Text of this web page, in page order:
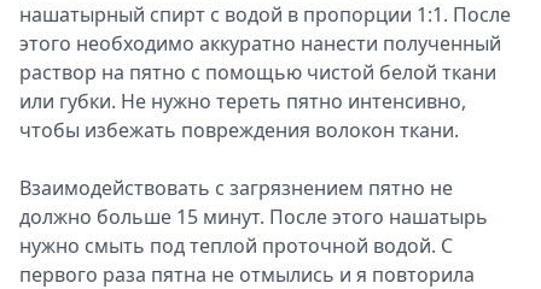
нашатырный спирт с водой в пропорции 1:1. После
этого необходимо аккуратно нанести полученный
раствор на пятно с помощью чистой белой ткани
или губки. Не нужно тереть пятно интенсивно,
чтобы избежать повреждения волокон ткани.
Взаимодействовать с загрязнением пятно не
должно больше 15 минут. После этого нашатырь
нужно смыть под теплой проточной водой. С
первого раза пятна не отмылись и я повторила